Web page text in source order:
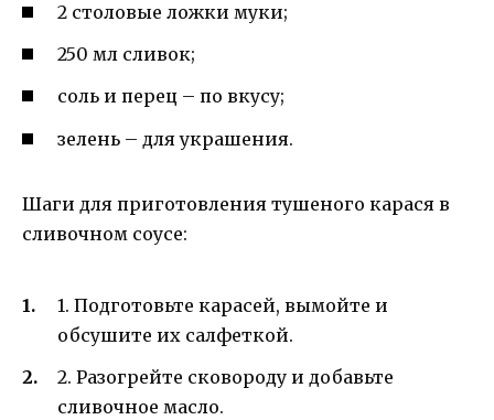
2 столовые ложки муки;
250 мл сливок;
соль и перец – по вкусу;
зелень – для украшения.
Шаги для приготовления тушеного карася в
сливочном соусе:
1. Подготовьте карасей, вымойте и
обсушите их салфеткой.
2. Разогрейте сковороду и добавьте
сливочное масло.